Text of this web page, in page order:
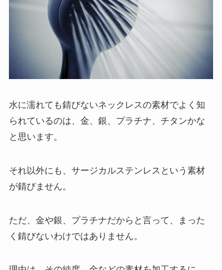
水に濡れても錆びないネックレスの素材でよく知
られているのは、金、銀、プラチナ、チタンかな
と思います。
それ以外にも、サージカルステンレスという素材
が錆びません。
ただ、金や銀、プラチナだからと言って、まった
く錆びないわけではありません。